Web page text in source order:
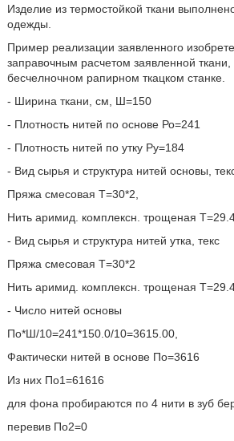
Изделие из термостойкой ткани
одежды.
Пример реализации заявленного
заправочным расчетом заявленной
бесчелночном рапирном ткацком станке.
- Ширина ткани, см, Ш=150
- Плотность нитей по основе Ро=241
- Плотность нитей по утку Ру=184
- Вид сырья и структура нитей основы,
Пряжа смесовая Т=30*2,
Нить аримид. комплексн. трощеная
- Вид сырья и структура нитей утка, текс
Пряжа смесовая Т=30*2
Нить аримид. комплексн. трощеная
- Число нитей основы
По*Ш/10=241*150.0/10=3615.00,
Фактически нитей в основе По=3616
Из них По1=61616
для фона пробираются по 4 нити в зуб
перевив По2=0